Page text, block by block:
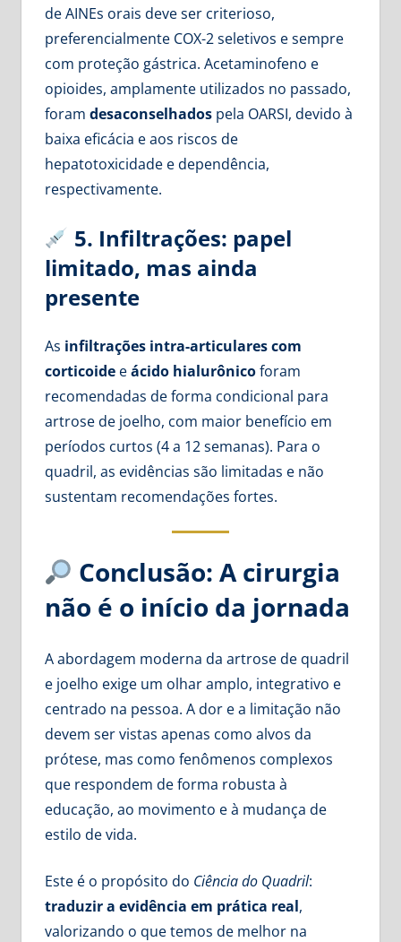
de AINEs orais deve ser criterioso,
preferencialmente COX-2 seletivos e sempre
com proteção gástrica. Acetaminofeno e
opioides, amplamente utilizados no passado,
foram desaconselhadospela OARSI, devido à
baixa eficácia e aos riscos de
hepatotoxicidade e dependência,
respectivamente.
5. Infiltrações: papel
limitado, mas ainda
presente
As infiltrações intra-articulares com
corticoideeácido hialurônicoforam
recomendadas de forma condicional para
artrose de joelho, com maior benefício em
períodos curtos (4 a 12 semanas). Para o
quadril, as evidências são limitadas e não
sustentam recomendações fortes.
Conclusão: A cirurgia
não é o início da jornada
A abordagem moderna da artrose de quadril
e joelho exige um olhar amplo, integrativo e
centrado na pessoa. A dor e a limitação não
devem ser vistas apenas como alvos da
prótese, mas como fenômenos complexos
que respondem de forma robusta à
educação, ao movimento e à mudança de
estilo de vida.
Este é o propósito do Ciência do Quadril:
traduzir a evidência em prática real,
valorizando o que temos de melhor na